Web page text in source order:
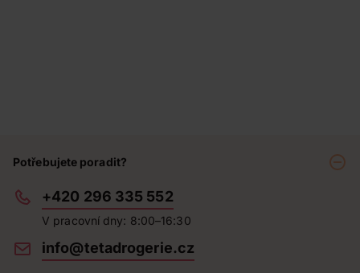
Potřebujete poradit?
+420 296 335 552
V pracovní dny: 8:00–16:30
info@tetadrogerie.cz